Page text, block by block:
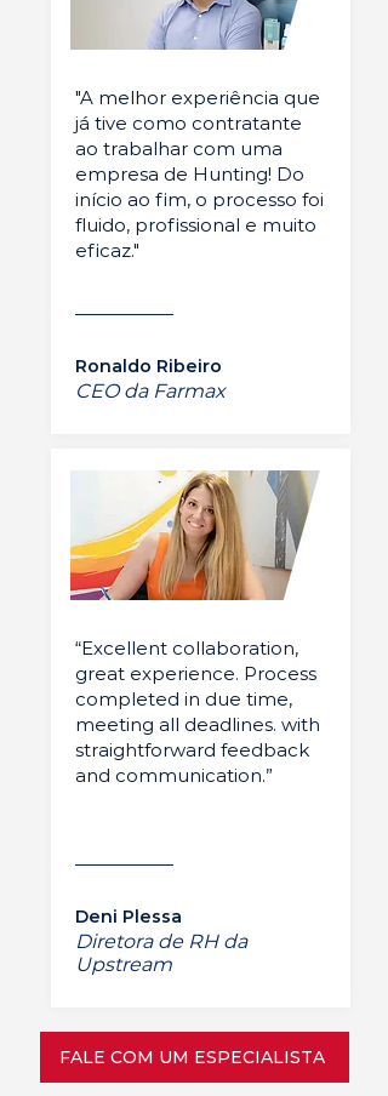
"A melhor experiência que
já tive como contratante
ao trabalhar com uma
empresa de Hunting! Do
início ao fim, o processo foi
fluido, profissional e muito
eficaz."
Ronaldo Ribeiro
CEO da Farmax
“Excellent collaboration,
great experience. Process
completed in due time,
meeting all deadlines. with
straightforward feedback
and communication.”
Deni Plessa
Diretora de RH da
Upstream
FALE COM UM ESPECIALISTA